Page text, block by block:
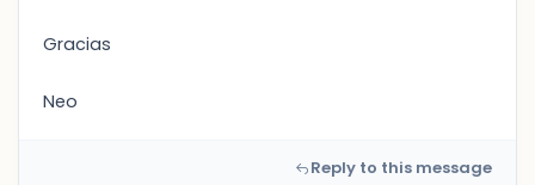
Gracias
Neo
Reply to this message